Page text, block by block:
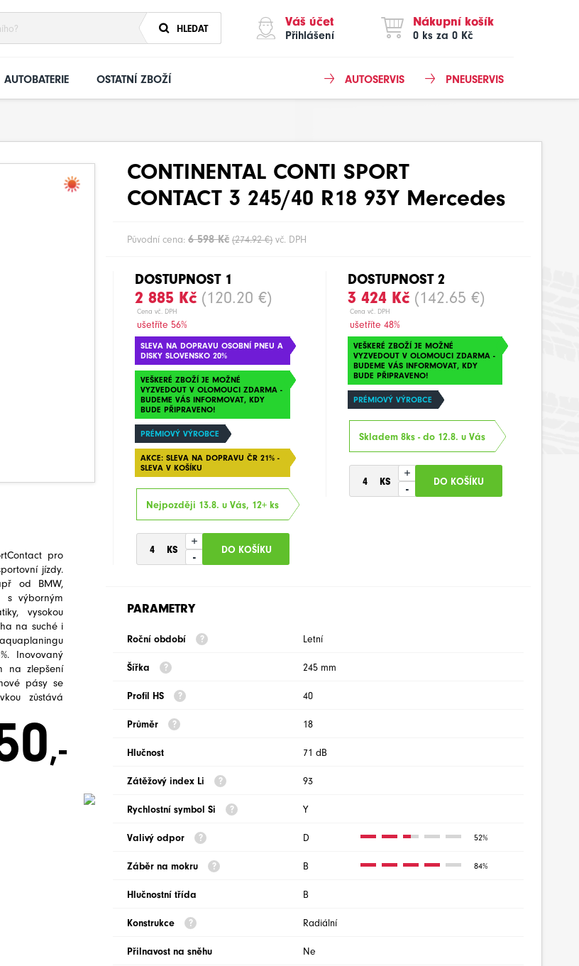
HLEDAT Váš účet
Přihlášení
Nákupní košík
0 ks za 0 Kč
AUTOBATERIE OSTATNÍ ZBOŽÍ PNEUSERVIS
AUTOSERVIS
pro
jízdy.
od BMW,
s výborným
vysokou
na suché i
Inovovaný
na zlepšení
pásy se
zůstává
,-
CONTINENTAL CONTI SPORT
CONTACT 3 245/40 R18 93Y Mercedes
Původní cena: 6 598 Kč (274.92 €) vč. DPH
DOSTUPNOST 1
2 885 Kč (120.20 €)
Cena vč. DPH
ušetříte 56%
SLEVA NA DOPRAVU OSOBNÍ PNEU A
DISKY SLOVENSKO 20%
VEŠKERÉ ZBOŽÍ JE MOŽNÉ
VYZVEDOUT V OLOMOUCI ZDARMA -
BUDEME VÁS INFORMOVAT, KDY
BUDE PŘIPRAVENO!
PRÉMIOVÝ VÝROBCE
AKCE: SLEVA NA DOPRAVU ČR 21% -
SLEVA V KOŠÍKU
Nejpozději 13.8. u Vás, 12+ ks
+
-
DOSTUPNOST 2
3 424 Kč (142.65 €)
Cena vč. DPH
ušetříte 48%
VEŠKERÉ ZBOŽÍ JE MOŽNÉ
VYZVEDOUT V OLOMOUCI ZDARMA -
BUDEME VÁS INFORMOVAT, KDY
BUDE PŘIPRAVENO!
PRÉMIOVÝ VÝROBCE
Skladem 8ks - do 12.8. u Vás
+
-
PARAMETRY
Roční období Letní
Šířka 245 mm
Profil HS 40
Průměr 18
Hlučnost 71 dB
Zátěžový index Li 93
Rychlostní symbol Si Y
Valivý odpor D 52%
Záběr na mokru B 84%
Hlučnostní třída B
Konstrukce Radiální
Přilnavost na sněhu Ne